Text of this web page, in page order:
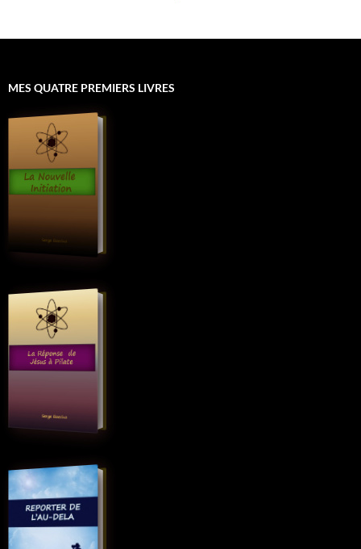
MES QUATRE PREMIERS LIVRES